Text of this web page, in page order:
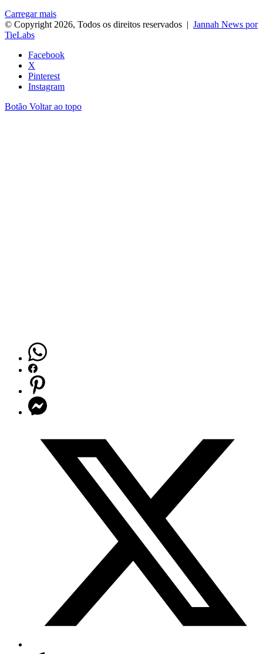
Carregar mais
© Copyright 2026, Todos os direitos reservados | Jannah News por
TieLabs
Facebook
X
Pinterest
Instagram
Botão Voltar ao topo